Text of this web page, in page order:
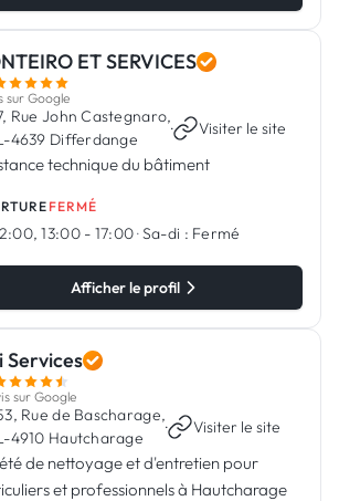
ET SERVICES
sur Google
Rue John Castegnaro,
4639 Differdange
· Visiter le site
technique du bâtiment
FERMÉ
13:00 - 17:00·Sa-di : Fermé
Afficher le profil
Services
sur Google
Rue de Bascharage,
4910 Hautcharage
· Visiter le site
de nettoyage et d'entretien pour
et professionnels à Hautcharage